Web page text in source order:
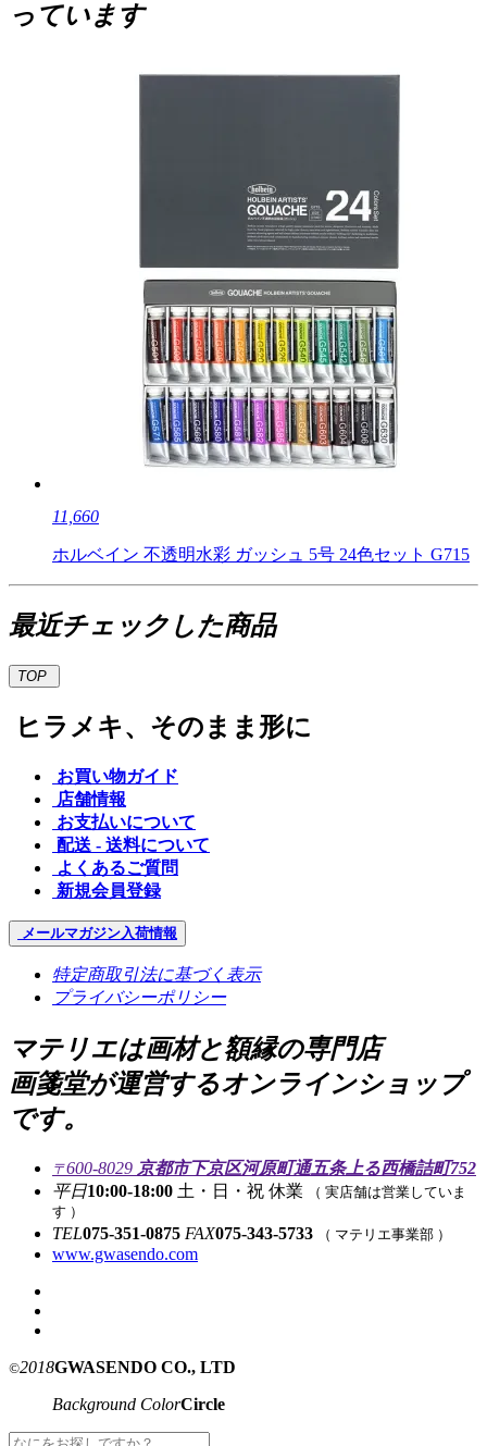
っています
11,660
ホルベイン 不透明水彩 ガッシュ 5号 24色セット G715
最近チェックした商品
TOP
ヒラメキ、そのまま形に
お買い物ガイド
店舗情報
お支払いについて
配送 - 送料について
よくあるご質問
新規会員登録
メールマガジン入荷情報
特定商取引法に基づく表示
プライバシーポリシー
マテリエは画材と額縁の専門店
画箋堂が運営するオンラインショップ
です。
〒600-8029 京都市下京区河原町通五条上る西橋詰町752
平日10:00-18:00 土・日・祝 休業 （ 実店舗は営業していま
す ）
TEL075-351-0875 FAX075-343-5733 （ マテリエ事業部 ）
www.gwasendo.com
©2018GWASENDO CO., LTD
Background ColorCircle